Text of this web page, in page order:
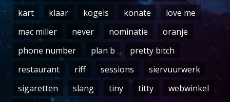
kart
klaar kogels konate
love me
mac miller
never nominatie
oranje
phone number
plan b
pretty bitch
restaurant
riff sessions
siervuurwerk
sigaretten
slang tiny titty
webwinkel